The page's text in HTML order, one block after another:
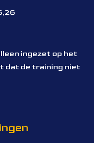
ingezet op het
dat de training niet